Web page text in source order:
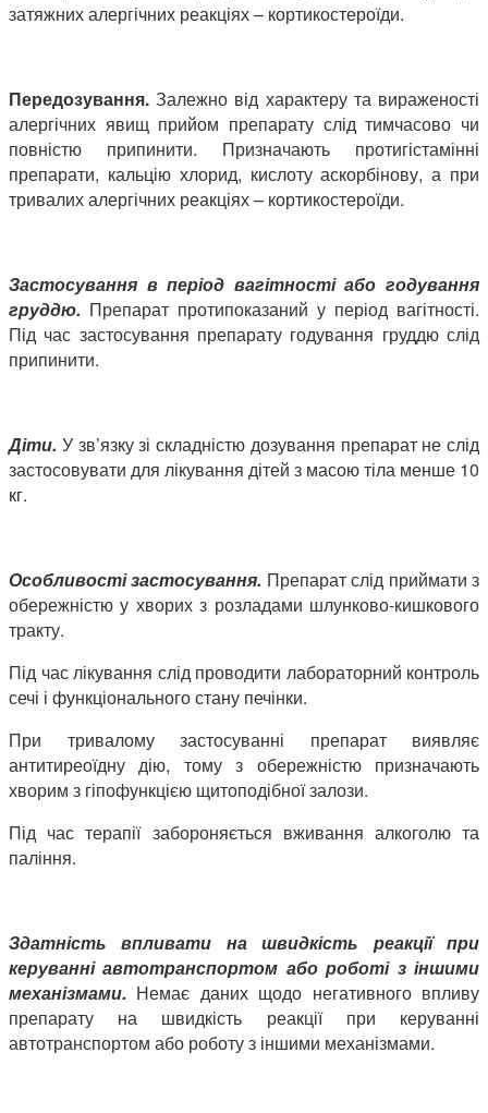
затяжних алергічних реакціях – кортикостероїди.
Передозування.Залежно від характеру та вираженості
алергічних явищ прийом препарату слід тимчасово чи
повністю припинити. Призначають протигістамінні
препарати, кальцію хлорид, кислоту аскорбінову, а при
тривалих алергічних реакціях – кортикостероїди.
Застосування в період вагітності або годування
груддю. Препарат протипоказаний у період вагітності.
Під час застосування препарату годування груддю слід
припинити.
Діти. У зв’язку зі складністю дозування препарат не слід
застосовувати для лікування дітей з масою тіла менше 10
кг.
Особливості застосування. Препарат слід приймати з
обережністю у хворих з розладами шлунково-кишкового
тракту.
Під час лікування слід проводити лабораторний контроль
сечі і функціонального стану печінки.
При тривалому застосуванні препарат виявляє
антитиреоїдну дію, тому з обережністю призначають
хворим з гіпофункцією щитоподібної залози.
Під час терапії забороняється вживання алкоголю та
паління.
Здатність впливати на швидкість реакції при
керуванні автотранспортом або роботі з іншими
механізмами. Немає даних щодо негативного впливу
препарату на швидкість реакції при керуванні
автотранспортом або роботу з іншими механізмами.